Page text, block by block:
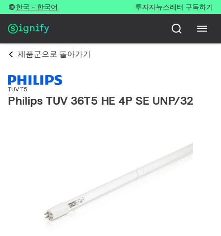
한국 - 한국어 투자자뉴스레터 구독하기
제품군으로 돌아가기
TUV T5
Philips TUV 36T5 HE 4P SE UNP/32